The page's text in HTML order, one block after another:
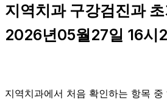
지역치과 구강검진과
2026년05월27일 16시
지역치과에서 처음 확인하는 항목